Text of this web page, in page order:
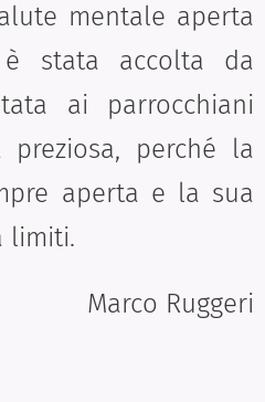
mentale aperta
stata accolta da
ai parrocchiani
perché la
aperta e la sua
limiti.
Marco Ruggeri